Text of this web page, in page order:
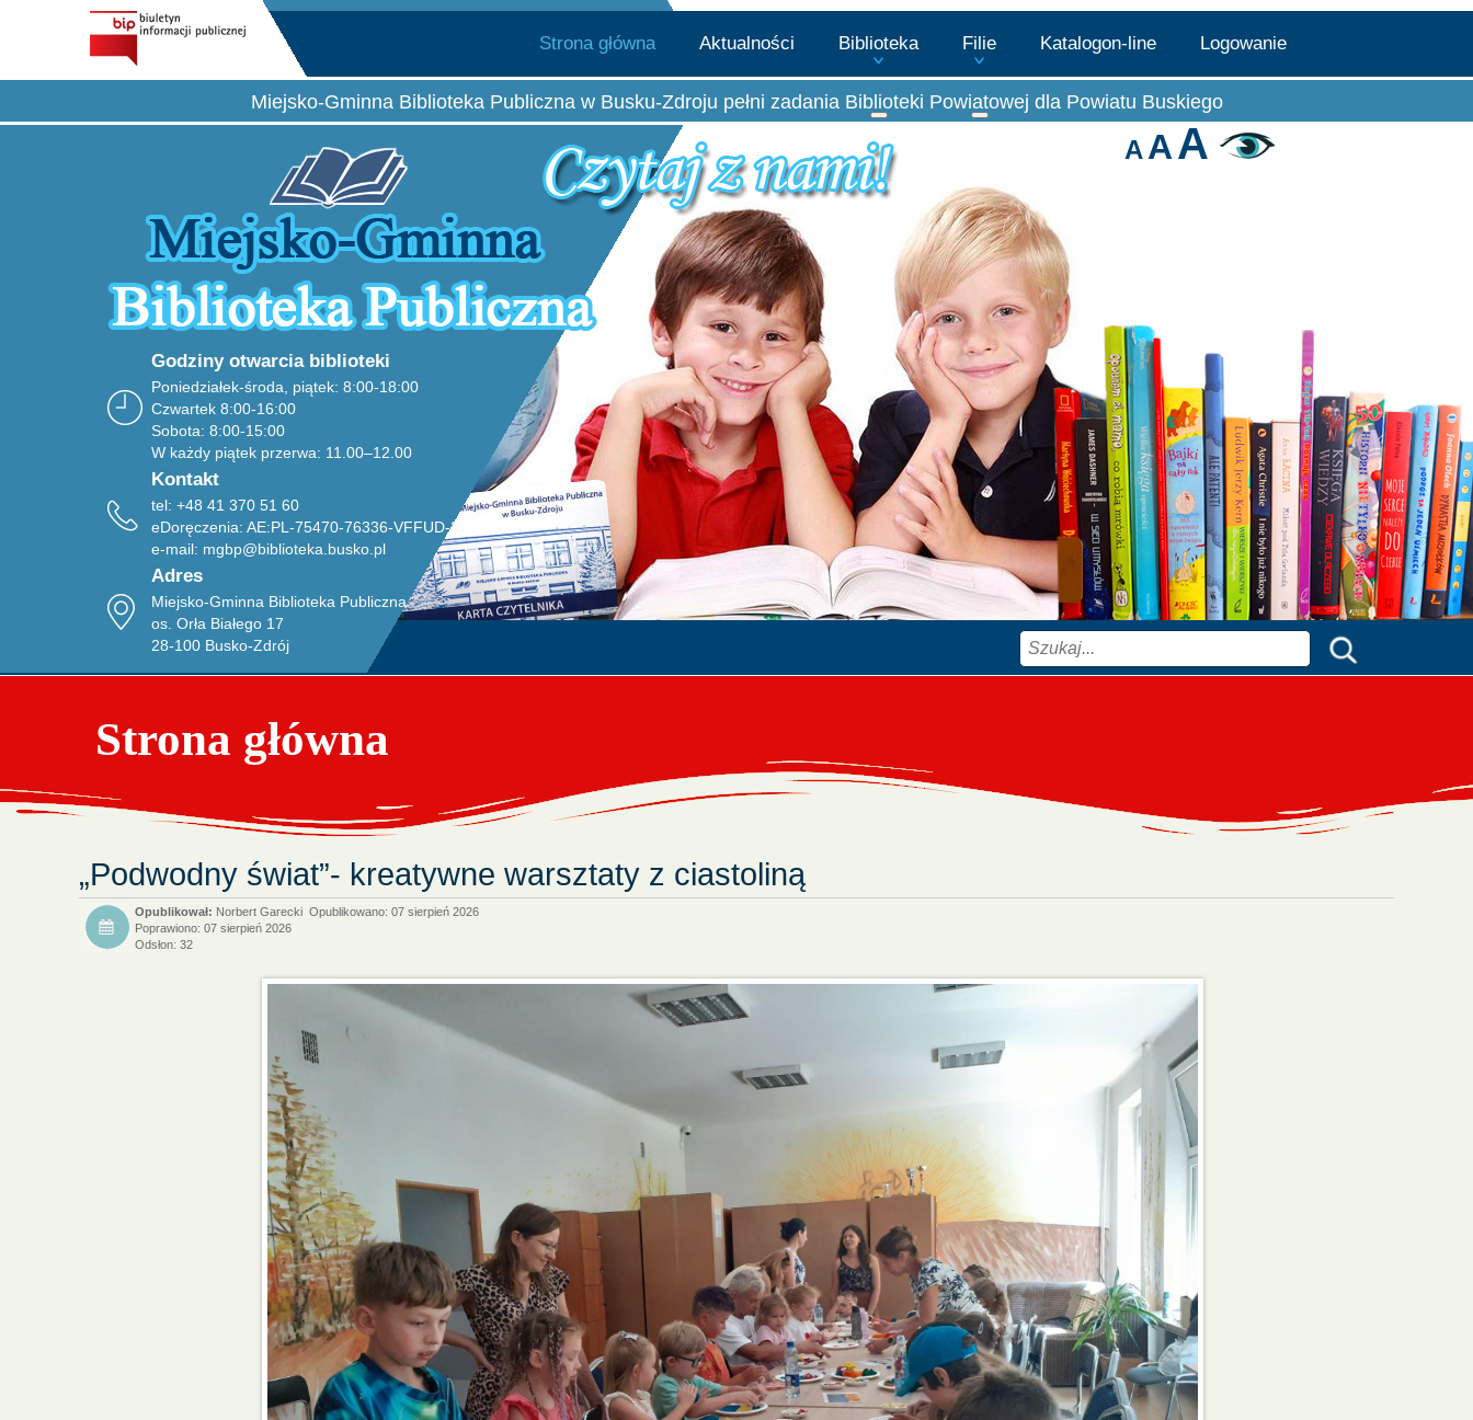
Strona główna Aktualności Biblioteka
Więcej o: Biblioteka
Filie
Więcej o: Filie
Katalogon-line Logowanie
Miejsko-Gminna Biblioteka Publiczna w Busku-Zdroju pełni zadania Biblioteki Powiatowej dla Powiatu Buskiego
AAA
Godziny otwarcia biblioteki
Poniedziałek-środa, piątek: 8:00-18:00
Czwartek 8:00-16:00
Sobota: 8:00-15:00
W każdy piątek przerwa: 11.00–12.00
Kontakt
tel: +48 41 370 51 60
eDoręczenia: AE:PL-75470-76336-VFFUD-20
e-mail: mgbp@biblioteka.busko.pl
Adres
Miejsko-Gminna Biblioteka Publiczna
os. Orła Białego 17
28-100 Busko-Zdrój
Szukaj
Strona główna
„Podwodny świat”- kreatywne warsztaty z ciastoliną
Norbert Garecki Opublikowano: 07 sierpień 2026
Poprawiono: 07 sierpień 2026
Odsłon: 32